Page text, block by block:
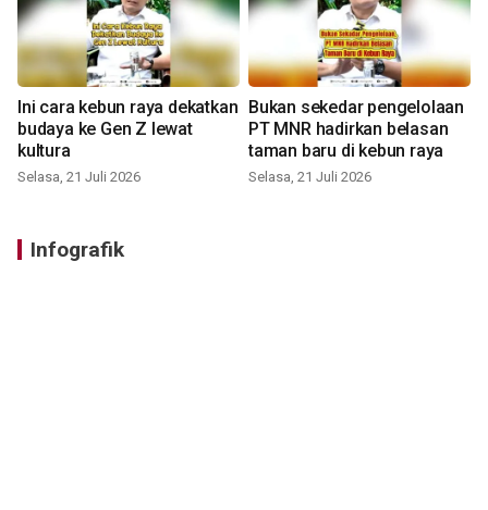
Ini cara kebun raya dekatkan
budaya ke Gen Z lewat
kultura
Selasa, 21 Juli 2026
Bukan sekedar pengelolaan
PT MNR hadirkan belasan
taman baru di kebun raya
Selasa, 21 Juli 2026
Infografik